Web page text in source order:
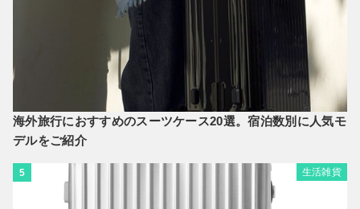
海外旅行におすすめのスーツケース20選。宿泊数別に人気モ
デルをご紹介
5 生活雑貨